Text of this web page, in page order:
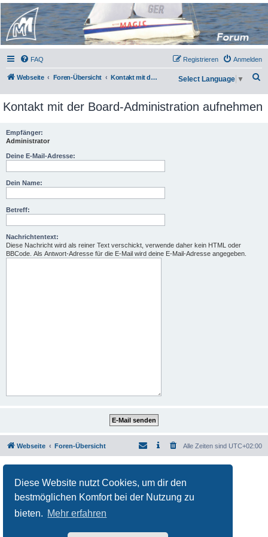
Diese Website nutzt Cookies, um dir den
bestmöglichen Komfort bei der Nutzung zu
bieten. Mehr erfahren
Micro Magic Forum
Deutschland
FAQ Anmelden
Registrieren
Webseite Foren-Übersicht Kontakt mit der Board-Administration aufnehmen
c
Select Language ▼
Kontakt mit der Board-Administration aufnehmen
Empfänger:
Administrator
Deine E-Mail-Adresse:
Dein Name:
Betreff:
Nachrichtentext:
Diese Nachricht wird als reiner Text verschickt, verwende daher kein HTML oder
BBCode. Als Antwort-Adresse für die E-Mail wird deine E-Mail-Adresse angegeben.
Webseite Foren-Übersicht Alle Zeiten sind UTC+02:00
Deutsche Übersetzung durchphpBB.de
Nutzungsbedingungen